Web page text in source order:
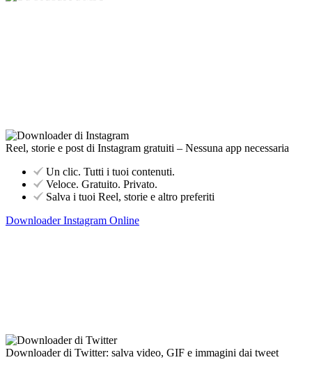
Reel, storie e post di Instagram gratuiti – Nessuna app necessaria
Un clic. Tutti i tuoi contenuti.
Veloce. Gratuito. Privato.
Salva i tuoi Reel, storie e altro preferiti
Downloader Instagram Online
Downloader di Twitter: salva video, GIF e immagini dai tweet